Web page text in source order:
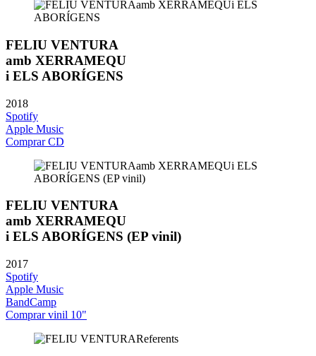
FELIU VENTURA
amb XERRAMEQU
i ELS ABORÍGENS
2018
Spotify
Apple Music
Comprar CD
FELIU VENTURA
amb XERRAMEQU
i ELS ABORÍGENS (EP vinil)
2017
Spotify
Apple Music
BandCamp
Comprar vinil 10"